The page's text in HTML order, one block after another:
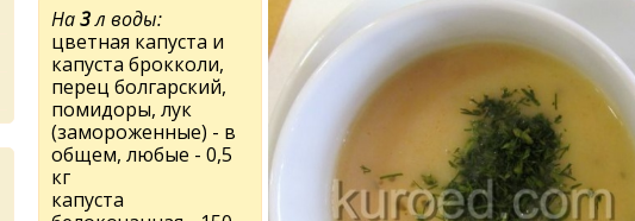
На3л воды:
цветная капуста и
капуста брокколи,
перец болгарский,
помидоры, лук
(замороженные) - в
общем, любые - 0,5
кг
капуста